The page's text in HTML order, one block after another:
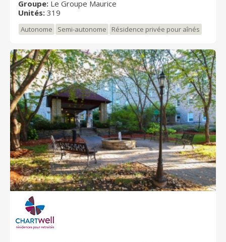
tout Gatineau.
Groupe: Le Groupe Maurice
Unités: 319
Autonome Semi-autonome Résidence privée pour aînés